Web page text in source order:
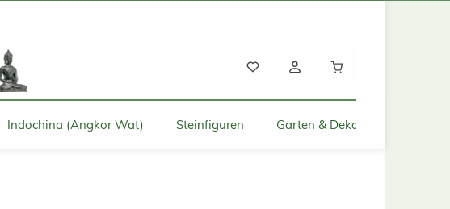
Indochina (Angkor Wat) Steinfiguren Garten & Deko für Zuhause